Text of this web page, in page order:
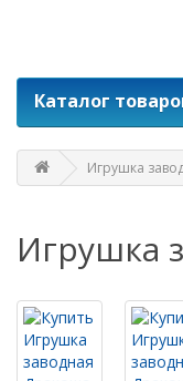
Каталог
Игрушка
Игрушка